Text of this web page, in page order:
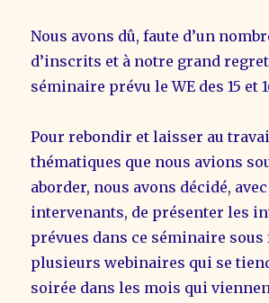
Nous avons dû, faute d’un
d’inscrits et à notre grand
séminaire prévu le WE des 15 et
Pour rebondir et laisser au
thématiques que nous avions
aborder, nous avons décidé,
intervenants, de présenter les
prévues dans ce séminaire sous
plusieurs webinaires qui se
soirée dans les mois qui